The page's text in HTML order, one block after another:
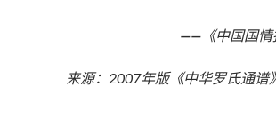
—— 《中国国
来源：2007年版《中华罗氏通